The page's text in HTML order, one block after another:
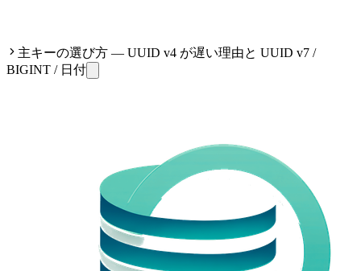
主キーの選び方 — UUID v4 が遅い理由と UUID v7 /
BIGINT / 日付